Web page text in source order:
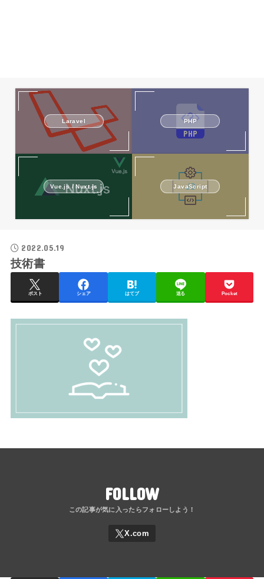
Laravel PHP
Vue.js / Nuxt.js JavaScript
2022.05.19
技術書
ポスト シェア はてブ 送る Pocket
FOLLOW